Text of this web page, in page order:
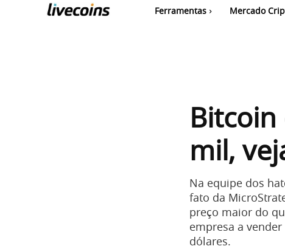
Ferramentas Mercado
Bitcoin
mil,
Na equipe dos
fato da
preço maior do
empresa a
dólares.